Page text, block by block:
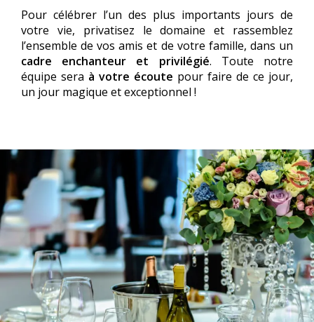
Pour célébrer l’un des plus importants jours de
votre vie, privatisez le domaine et rassemblez
l’ensemble de vos amis et de votre famille, dans un
cadre enchanteur et privilégié. Toute notre
équipe sera à votre écoute pour faire de ce jour,
un jour magique et exceptionnel !